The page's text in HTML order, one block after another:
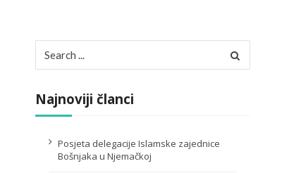
for:
Najnoviji članci
Posjeta delegacije Islamske zajednice
Bošnjaka u Njemačkoj